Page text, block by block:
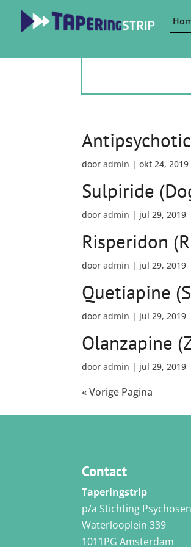
dooradmin |okt 24, 2019
Sulpiride
dooradmin | jul 29, 2019
Risperidon
dooradmin | jul 29, 2019
Quetiapine
dooradmin | jul 29, 2019
Olanzapine
dooradmin | jul 29, 2019
« Vorige Pagina
Contact
Taperingstrip
p/a Stichting
Waterlooplein 339
1011PG Amsterdam